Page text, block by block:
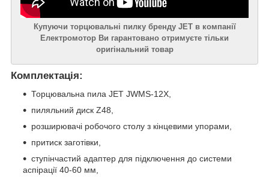
Купуючи торцювальні пилку бренду JET в компанії
Електромотор Ви гарантовано отримуєте тільки
оригінальний товар
Комплектація:
Торцювальна пила JET JWMS-12X,
пиляльний диск Z48,
розширювачі робочого столу з кінцевими упорами,
притиск заготівки,
ступінчастий адаптер для підключення до системи
аспірації 40-60 мм,